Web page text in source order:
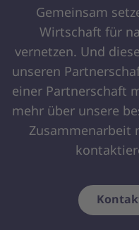
Gemeinsam
Wirtschaft für
vernetzen. Und
unseren
einer Partnerschaft
mehr über unsere
Zusammenarbeit